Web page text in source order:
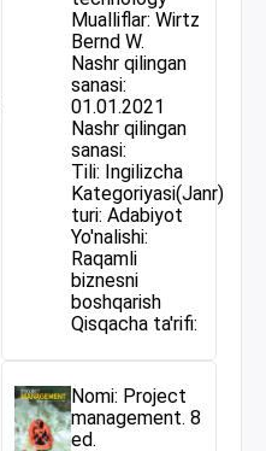
Mualliflar: Wirtz
Bernd W.
Nashr qilingan
sanasi:
01.01.2021
Nashr qilingan
sanasi:
Tili: Ingilizcha
Kategoriyasi(Janr)
turi: Adabiyot
Yo'nalishi:
Raqamli
biznesni
boshqarish
Qisqacha ta'rifi:
Nomi: Project
management. 8
ed.